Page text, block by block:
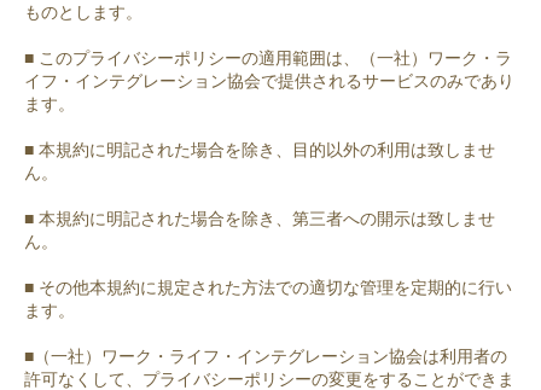
ものとします。
■ このプライバシーポリシーの適用範囲は、（一社）ワーク・ラ
イフ・インテグレーション協会で提供されるサービスのみであり
ます。
■ 本規約に明記された場合を除き、目的以外の利用は致しませ
ん。
■ 本規約に明記された場合を除き、第三者への開示は致しませ
ん。
■ その他本規約に規定された方法での適切な管理を定期的に行い
ます。
■（一社）ワーク・ライフ・インテグレーション協会は利用者の
許可なくして、プライバシーポリシーの変更をすることができま